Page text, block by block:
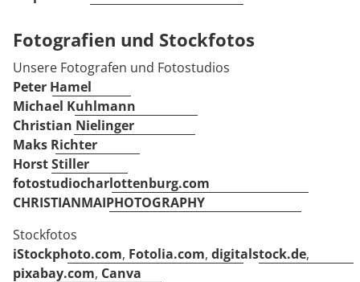
Fotografien und Stockfotos
Unsere Fotografen und Fotostudios
Peter Hamel
Michael Kuhlmann
Christian Nielinger
Maks Richter
Horst Stiller
fotostudiocharlottenburg.com
CHRISTIANMAIPHOTOGRAPHY
Stockfotos
iStockphoto.com, Fotolia.com, digitalstock.de,
pixabay.com, Canva